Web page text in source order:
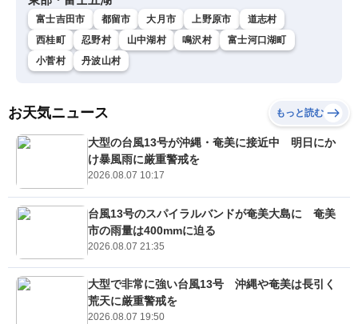
富士吉田市 都留市 大月市 上野原市
道志村
西桂町
忍野村 山中湖村 鳴沢村
富士河口湖町
小菅村
丹波山村
お天気ニュース もっと読む
大型の台風13号が沖縄・奄美に接近中 明日にか
け暴風雨に厳重警戒を
2026.08.07 10:17
台風13号のスパイラルバンドが奄美大島に 奄美
市の雨量は400mmに迫る
2026.08.07 21:35
大型で非常に強い台風13号 沖縄や奄美は長引く
荒天に厳重警戒を
2026.08.07 19:50